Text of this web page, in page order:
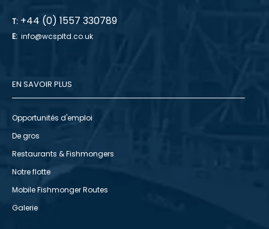
T: +44 (0) 1557 330789
E: info@wcspltd.co.uk
EN SAVOIR PLUS
Opportunités d'emploi
De gros
Restaurants & Fishmongers
Notre flotte
Mobile Fishmonger Routes
Galerie